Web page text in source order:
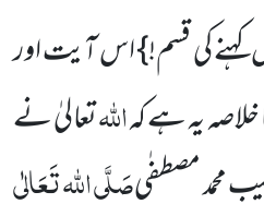
کی قسم!} اس آیت اور
یہ ہے کہاللہتعالیٰ نے
محمد مصطفٰیصَلَّی اللہ تَعَالٰی